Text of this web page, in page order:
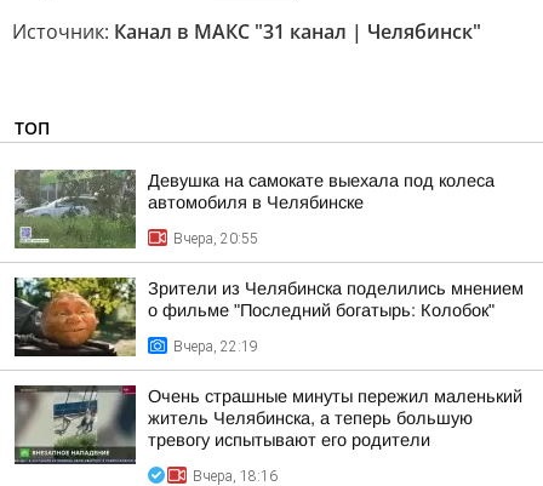
Источник: Канал в МАКС "31 канал | Челябинск"
ТОП
Девушка на самокате выехала под колеса
автомобиля в Челябинске
Вчера, 20:55
Зрители из Челябинска поделились мнением
о фильме "Последний богатырь: Колобок"
Вчера, 22:19
Очень страшные минуты пережил маленький
житель Челябинска, а теперь большую
тревогу испытывают его родители
Вчера, 18:16